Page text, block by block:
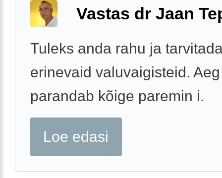
Vastas dr Jaan
Tuleks anda rahu ja
erinevaid valuvaigisteid. Aeg
parandab kõige paremin i.
Loe edasi